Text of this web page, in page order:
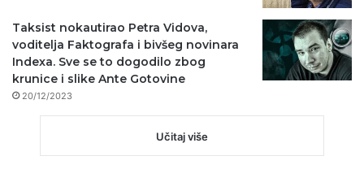
Taksist nokautirao Petra Vidova,
voditelja Faktografa i bivšeg novinara
Indexa. Sve se to dogodilo zbog
krunice i slike Ante Gotovine
20/12/2023
Učitaj više